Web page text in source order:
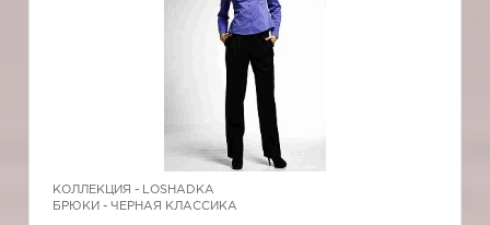
КОЛЛЕКЦИЯ - LOSHADKA
БРЮКИ - ЧЕРНАЯ КЛАССИКА